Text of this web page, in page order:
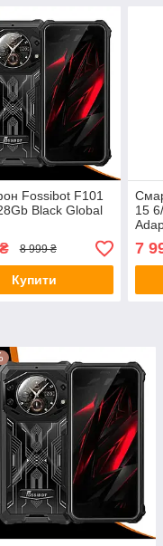
Fossibot F101
Black Global
8 999 ₴
Купити
15
7